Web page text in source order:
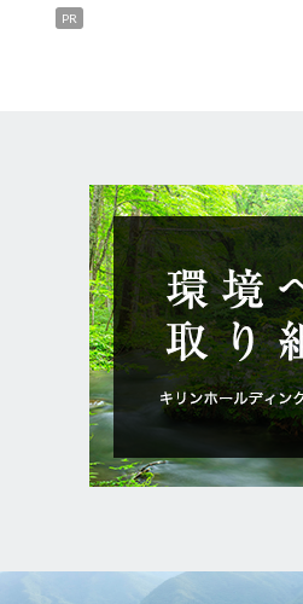
PR